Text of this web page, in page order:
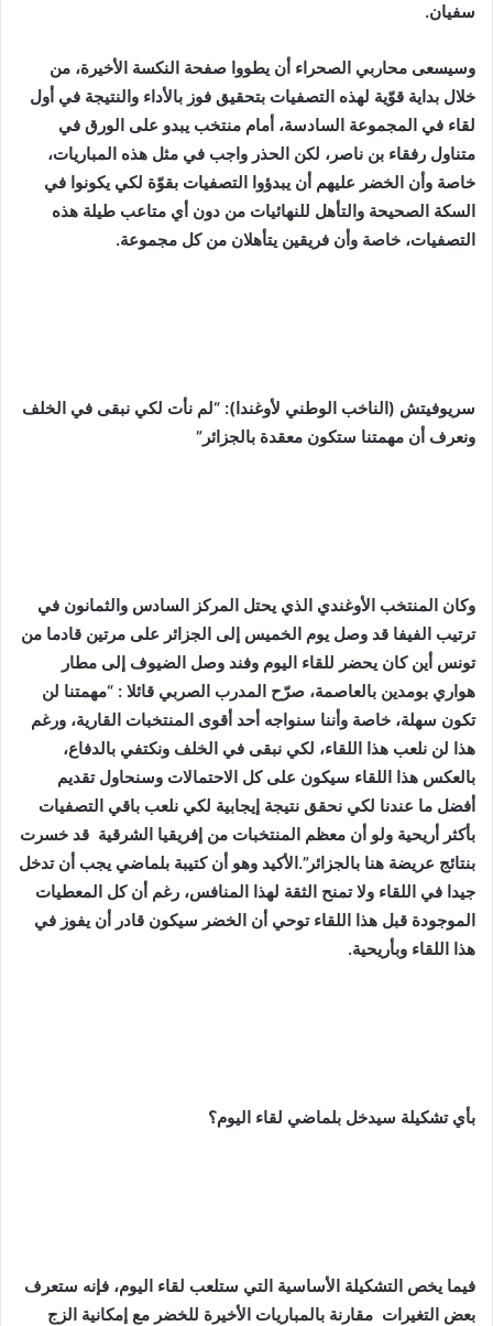
سفيان.
وسيسعى محاربي الصحراء أن يطووا صفحة النكسة الأخيرة، من
خلال بداية قوّية لهذه التصفيات بتحقيق فوز بالأداء والنتيجة في أول
لقاء في المجموعة السادسة، أمام منتخب يبدو على الورق في
متناول رفقاء بن ناصر، لكن الحذر واجب في مثل هذه المباريات،
خاصة وأن الخضر عليهم أن يبدؤوا التصفيات بقوّة لكي يكونوا في
السكة الصحيحة والتأهل للنهائيات من دون أي متاعب طيلة هذه
التصفيات، خاصة وأن فريقين يتأهلان من كل مجموعة.
سريوفيتش (الناخب الوطني لأوغندا): “لم نأت لكي نبقى في الخلف
ونعرف أن مهمتنا ستكون معقدة بالجزائر”
وكان المنتخب الأوغندي الذي يحتل المركز السادس والثمانون في
ترتيب الفيفا قد وصل يوم الخميس إلى الجزائر على مرتين قادما من
تونس أين كان يحضر للقاء اليوم وفند وصل الضيوف إلى مطار
هواري بومدين بالعاصمة، صرّح المدرب الصربي قائلا : “مهمتنا لن
تكون سهلة، خاصة وأننا سنواجه أحد أقوى المنتخبات القارية، ورغم
هذا لن نلعب هذا اللقاء، لكي نبقى في الخلف ونكتفي بالدفاع،
بالعكس هذا اللقاء سيكون على كل الاحتمالات وسنحاول تقديم
أفضل ما عندنا لكي نحقق نتيجة إيجابية لكي نلعب باقي التصفيات
بأكثر أريحية ولو أن معظم المنتخبات من إفريقيا الشرقية قد خسرت
بنتائج عريضة هنا بالجزائر”.الأكيد وهو أن كتيبة بلماضي يجب أن تدخل
جيدا في اللقاء ولا تمنح الثقة لهذا المنافس، رغم أن كل المعطيات
الموجودة قبل هذا اللقاء توحي أن الخضر سيكون قادر أن يفوز في
هذا اللقاء وبأريحية.
بأي تشكيلة سيدخل بلماضي لقاء اليوم؟
فيما يخص التشكيلة الأساسية التي ستلعب لقاء اليوم، فإنه ستعرف
بعض التغيرات مقارنة بالمباريات الأخيرة للخضر مع إمكانية الزج